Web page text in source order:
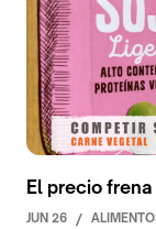
El precio
JUN 26 /